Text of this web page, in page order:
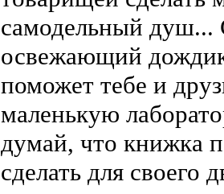
самодельный душ...
освежающий
поможет тебе и
маленькую
думай, что книжка
сделать для своего